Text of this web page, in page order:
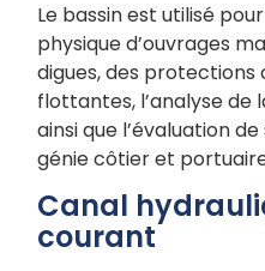
Le bassin est utilisé
physique d’ouvrages
digues, des
flottantes, l’analyse de
ainsi que l’évaluation
génie côtier et
Canal
courant